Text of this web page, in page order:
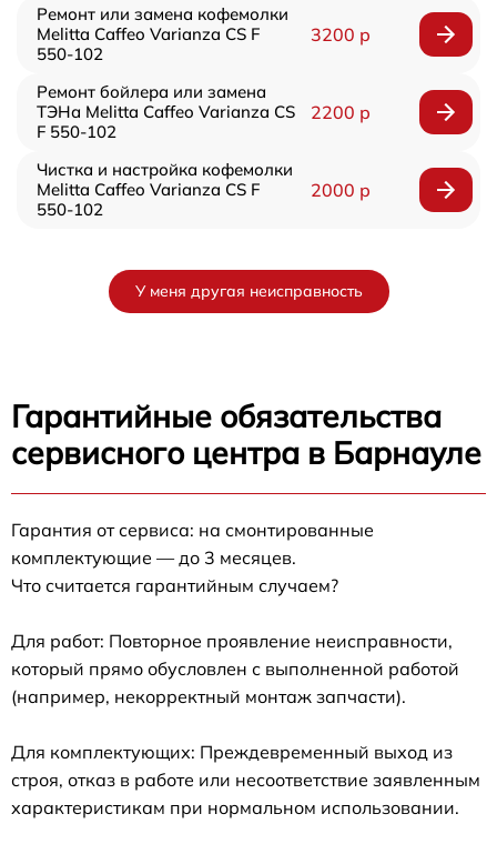
Ремонт или замена кофемолки
Melitta Caffeo Varianza CS F
550-102
3200 р
Ремонт бойлера или замена
ТЭНа Melitta Caffeo Varianza CS
F 550-102
2200 р
Чистка и настройка кофемолки
Melitta Caffeo Varianza CS F
550-102
2000 р
У меня другая неисправность
Гарантийные обязательства
сервисного центра в Барнауле
Гарантия от сервиса: на смонтированные
комплектующие — до 3 месяцев.
Что считается гарантийным случаем?
Для работ: Повторное проявление неисправности,
который прямо обусловлен с выполненной работой
(например, некорректный монтаж запчасти).
Для комплектующих: Преждевременный выход из
строя, отказ в работе или несоответствие заявленным
характеристикам при нормальном использовании.